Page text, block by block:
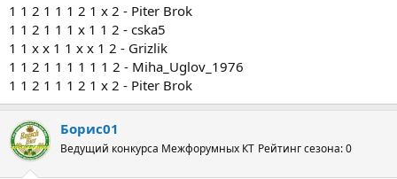
1 1 2 1 1 1 2 1 x 2 - Piter Brok
1 1 2 1 1 1 x 1 1 2 - cska5
1 1 х х 1 1 x х 1 2 - Grizlik
1 1 2 1 1 1 1 1 1 2 - Miha_Uglov_1976
1 1 2 1 1 1 2 1 x 2 - Piter Brok
Борис01
Ведущий конкурса Межфорумных КТ Рейтинг сезона: 0